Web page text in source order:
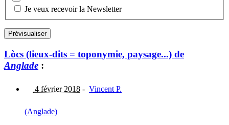
Je veux recevoir la Newsletter
Lòcs (lieux-dits = toponymie, paysage...) de
Anglade :
4 février 2018 - Vincent P.
(Anglade)